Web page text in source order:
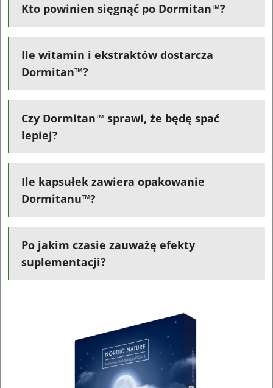
Kto powinien sięgnąć po Dormitan™?
Ile witamin i ekstraktów dostarcza
Dormitan™?
Czy Dormitan™ sprawi, że będę spać
lepiej?
Ile kapsułek zawiera opakowanie
Dormitanu™?
Po jakim czasie zauważę efekty
suplementacji?